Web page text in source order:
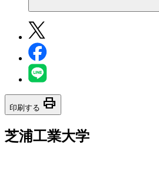
印刷する print
芝浦工業大学